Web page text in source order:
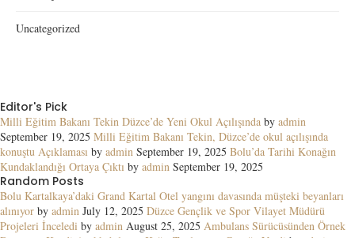
Uncategorized
Editor's Pick
Milli Eğitim Bakanı Tekin Düzce’de Yeni Okul Açılışında by admin
September 19, 2025 Milli Eğitim Bakanı Tekin, Düzce’de okul açılışında
konuştu Açıklaması by admin September 19, 2025 Bolu’da Tarihi Konağın
Kundaklandığı Ortaya Çıktı by admin September 19, 2025
Random Posts
Bolu Kartalkaya’daki Grand Kartal Otel yangını davasında müşteki beyanları
alınıyor by admin July 12, 2025 Düzce Gençlik ve Spor Vilayet Müdürü
Projeleri İnceledi by admin August 25, 2025 Ambulans Sürücüsünden Örnek